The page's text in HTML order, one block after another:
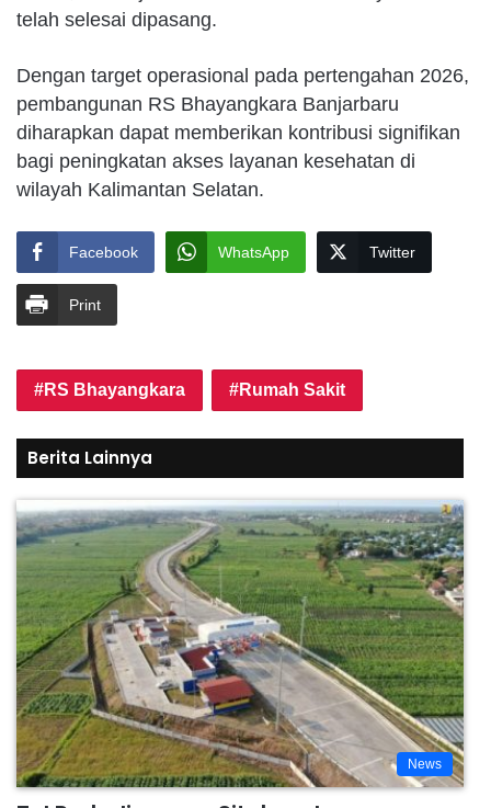
telah selesai dipasang.
Dengan target operasional pada pertengahan 2026,
pembangunan RS Bhayangkara Banjarbaru
diharapkan dapat memberikan kontribusi signifikan
bagi peningkatan akses layanan kesehatan di
wilayah Kalimantan Selatan.
Facebook WhatsApp Twitter
Print
RS Bhayangkara Rumah Sakit
Berita Lainnya
News